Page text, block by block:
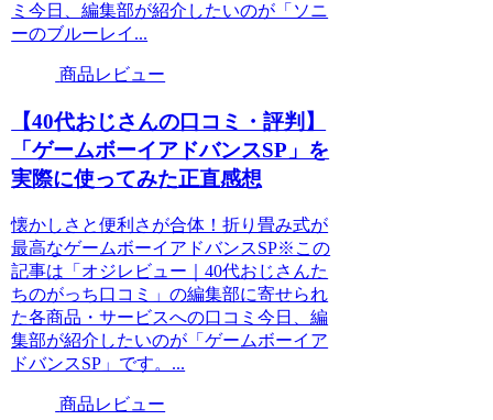
ミ今日、編集部が紹介したいのが「ソニ
ーのブルーレイ...
商品レビュー
【40代おじさんの口コミ・評判】
「ゲームボーイアドバンスSP」を
実際に使ってみた正直感想
懐かしさと便利さが合体！折り畳み式が
最高なゲームボーイアドバンスSP※この
記事は「オジレビュー｜40代おじさんた
ちのがっち口コミ」の編集部に寄せられ
た各商品・サービスへの口コミ今日、編
集部が紹介したいのが「ゲームボーイア
ドバンスSP」です。...
商品レビュー